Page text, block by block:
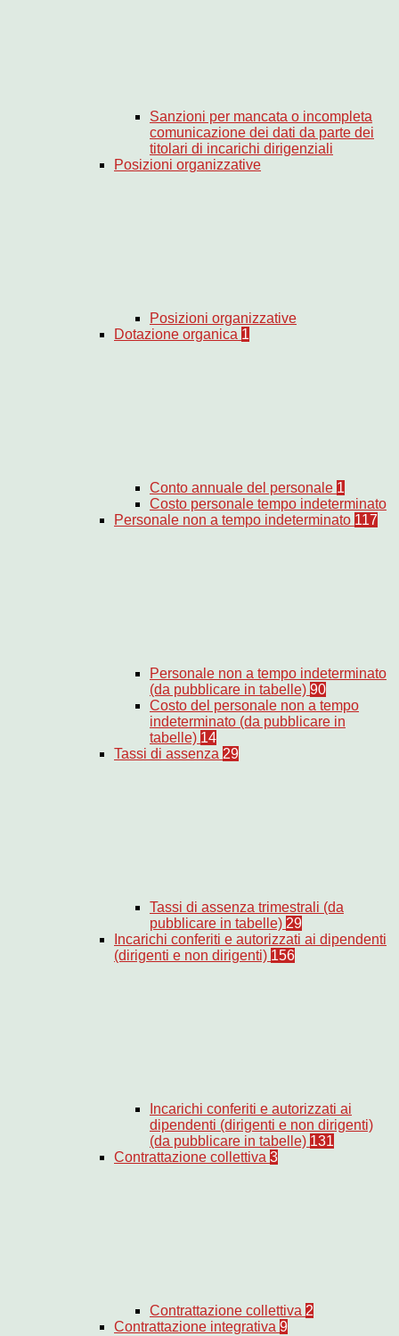
Sanzioni per mancata o incompleta
comunicazione dei dati da parte dei
titolari di incarichi dirigenziali
Posizioni organizzative
Posizioni organizzative
Dotazione organica 1
Conto annuale del personale 1
Costo personale tempo indeterminato
Personale non a tempo indeterminato 117
Personale non a tempo indeterminato
(da pubblicare in tabelle) 90
Costo del personale non a tempo
indeterminato (da pubblicare in
tabelle) 14
Tassi di assenza 29
Tassi di assenza trimestrali (da
pubblicare in tabelle) 29
Incarichi conferiti e autorizzati ai dipendenti
(dirigenti e non dirigenti) 156
Incarichi conferiti e autorizzati ai
dipendenti (dirigenti e non dirigenti)
(da pubblicare in tabelle) 131
Contrattazione collettiva 3
Contrattazione collettiva 2
Contrattazione integrativa 9